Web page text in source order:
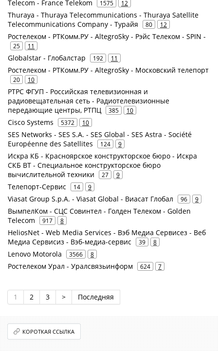
Telecom - France Telekom 1575 12
Thuraya - Thuraya Telecommunications - Thuraya Satellite
Telecommunications Company - Турайя
80 12
Ростелеком - РТКомм.РУ - AltegroSky - Рэйс Телеком - SPIN -
25 11
Globalstar - Глобалстар 192 11
Ростелеком - РТКомм.РУ - AltegroSky - Московский телепорт
20 10
РТРС ФГУП - Российская телевизионная и
радиовещательная сеть - Радиотелевизионные
передающие центры, РТПЦ
385 10
Cisco Systems 5372 10
SES Networks - SES S.A. - SES Global - SES Astra - Société
Européenne des Satellites
124 9
Искра КБ - Красноярское конструкторское бюро - Искра
СКБ ВТ - Специальное конструкторское бюро
вычислительной техники
27 9
Телепорт-Сервис 14 9
Viasat Group S.p.A. - Viasat Global - Виасат Глобал 96 9
ВымпелКом - СЦС Совинтел - Голден Телеком - Golden
Telecom
917 8
HeliosNet - Web Media Services - Вэб Медиа Сервисез - Веб
Медиа Сервисиз - Вэб-медиа-сервис
39 8
Lenovo Motorola 3566 8
Ростелеком Урал - Уралсвязьинформ 624 7
1 2 3 > Последняя
КОРОТКАЯ ССЫЛКА